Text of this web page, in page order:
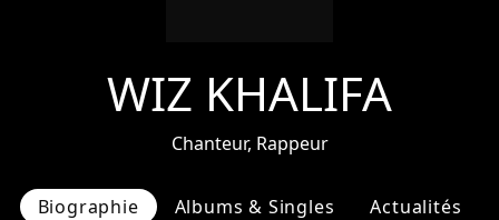
WIZ KHALIFA
Chanteur, Rappeur
Biographie Albums & Singles Actualités